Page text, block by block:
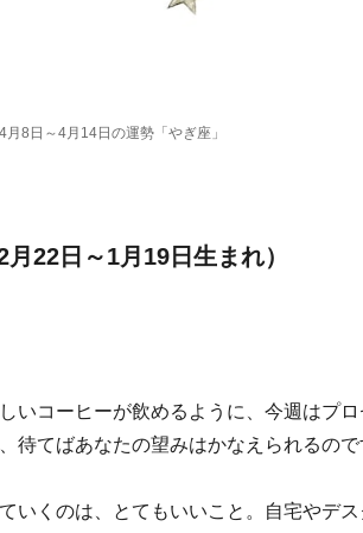
8日～4月14日の運勢「やぎ座」
22日～1月19日生まれ）
いコーヒーが飲めるように、今週はプ
待てばあなたの望みはかなえられるので
いくのは、とてもいいこと。自宅やデ